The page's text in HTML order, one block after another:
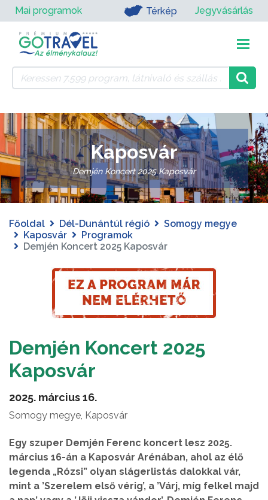
Mai programok Térkép Jegyvásárlás
Kaposvár
Demjén Koncert 2025 Kaposvár
Főoldal Dél-Dunántúl régió
Somogy megye
Kaposvár
Programok
Demjén Koncert 2025 Kaposvár
Demjén Koncert 2025
Kaposvár
2025. március 16.
Somogy megye, Kaposvár
Egy szuper Demjén Ferenc koncert lesz 2025.
március 16-án a Kaposvár Arénában, ahol az élő
legenda „Rózsi” olyan slágerlistás dalokkal vár,
mint a ’Szerelem első vérig’, a ’Várj, míg felkel majd